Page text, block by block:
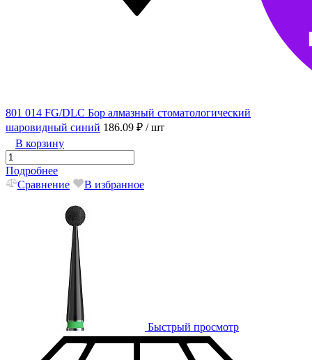
801 014 FG/DLC Бор алмазный стоматологический
шаровидный синий 186.09 ₽ / шт
В корзину
Подробнее
Сравнение
В избранное
Быстрый просмотр